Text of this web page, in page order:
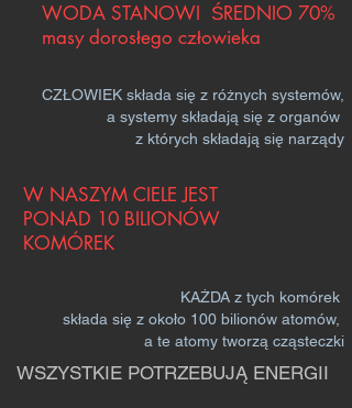
WODA STANOWI ŚREDNIO 70%
masy dorosłego człowieka
CZŁOWIEK składa się z różnych systemów,
a systemy składają się z organów
z których składają się narządy
W NASZYM CIELE JEST
PONAD 10 BILIONÓW
KOMÓREK
KAŻDA z tych komórek
składa się z około 100 bilionów atomów,
a te atomy tworzą cząsteczki
WSZYSTKIE POTRZEBUJĄ ENERGII